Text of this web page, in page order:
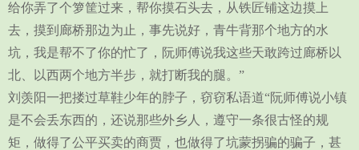
给你弄了个箩筐过来，帮你摸石头去，从铁匠铺这边摸上
去，摸到廊桥那边为止，事先说好，青牛背那个地方的水
坑，我是帮不了你的忙了，阮师傅说我这些天敢跨过廊桥以
北、以西两个地方半步，就打断我的腿。”
刘羡阳一把搂过草鞋少年的脖子，窃窃私语道“阮师傅说小镇
是不会丢东西的，还说那些外乡人，遵守一条很古怪的规
矩，做得了公平买卖的商贾，也做得了坑蒙拐骗的骗子，甚